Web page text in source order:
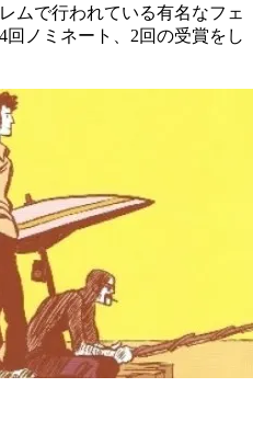
ムで行われている有名なフェ
ノミネート、2回の受賞をし